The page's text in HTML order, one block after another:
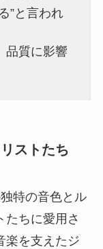
”と言われ
品質に影響
ストたち
特の音色とル
たちに愛用さ
楽を支えたジ